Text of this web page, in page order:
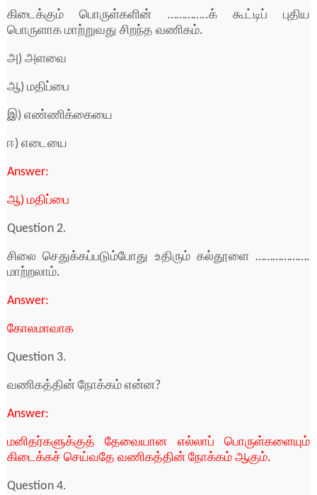
கிடைக்கும் பொருள்களின் …………..க் கூட்டிப் புதிய
பொருளாக மாற்றுவது சிறந்த வணிகம்.
அ) அளவை
ஆ) மதிப்பை
இ) எண்ணிக்கையை
ஈ) எடையை
Answer:
ஆ) மதிப்பை
Question 2.
சிலை செதுக்கப்படும்போது உதிரும் கல்தூளை ……………….
மாற்றலாம்.
Answer:
கோலமாவாக
Question 3.
வணிகத்தின் நோக்கம் என்ன?
Answer:
மனிதர்களுக்குத் தேவையான எல்லாப் பொருள்களையும்
கிடைக்கச் செய்வதே வணிகத்தின் நோக்கம் ஆகும்.
Question 4.